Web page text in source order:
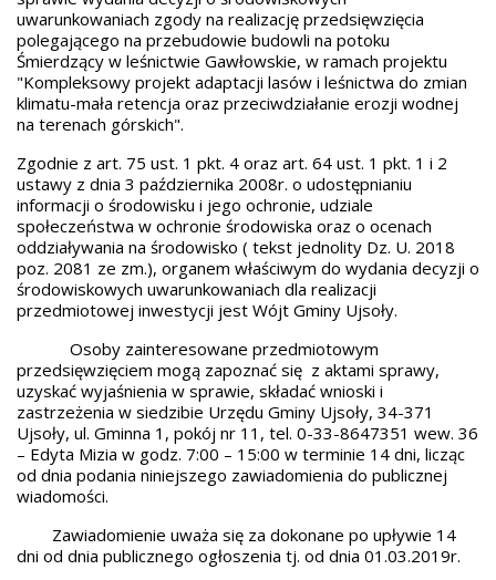
uwarunkowaniach zgody na realizację przedsięwzięcia
polegającego na przebudowie budowli na potoku
Śmierdzący w leśnictwie Gawłowskie, w ramach projektu
"Kompleksowy projekt adaptacji lasów i leśnictwa do zmian
klimatu-mała retencja oraz przeciwdziałanie erozji wodnej
na terenach górskich".
Zgodnie z art. 75 ust. 1 pkt. 4 oraz art. 64 ust. 1 pkt. 1 i 2
ustawy z dnia 3 października 2008r. o udostępnianiu
informacji o środowisku i jego ochronie, udziale
społeczeństwa w ochronie środowiska oraz o ocenach
oddziaływania na środowisko ( tekst jednolity Dz. U. 2018
poz. 2081 ze zm.), organem właściwym do wydania decyzji o
środowiskowych uwarunkowaniach dla realizacji
przedmiotowej inwestycji jest Wójt Gminy Ujsoły.
Osoby zainteresowane przedmiotowym
przedsięwzięciem mogą zapoznać się z aktami sprawy,
uzyskać wyjaśnienia w sprawie, składać wnioski i
zastrzeżenia w siedzibie Urzędu Gminy Ujsoły, 34-371
Ujsoły, ul. Gminna 1, pokój nr 11, tel. 0-33-8647351 wew. 36
– Edyta Mizia w godz. 7:00 – 15:00 w terminie 14 dni, licząc
od dnia podania niniejszego zawiadomienia do publicznej
wiadomości.
Zawiadomienie uważa się za dokonane po upływie 14
dni od dnia publicznego ogłoszenia tj. od dnia 01.03.2019r.